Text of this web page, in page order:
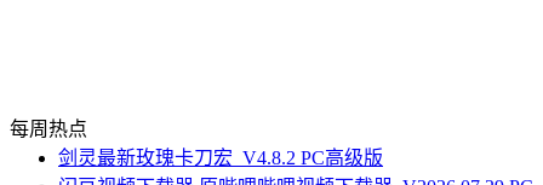
每周热点
剑灵最新玫瑰卡刀宏_V4.8.2 PC高级版